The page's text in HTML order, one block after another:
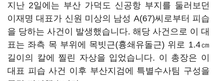
지난 2일에는 부산 가덕도 신공항 부지를 둘러보던
이재명 대표가 신원 미상의 남성 A(67)씨로부터 피습
을 당하는 사건이 발생했습니다. 해당 사건으로 이 대
표는 좌측 목 부위에 목빗근(흉쇄유돌근) 위로 1.4㎝
길이의 칼에 찔린 자상을 입었습니다. 이 총장은 이
대표 피습 사건 이후 부산지검에 특별수사팀 구성을